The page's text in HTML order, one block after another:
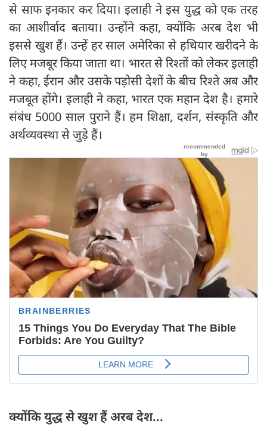
से साफ इनकार कर दिया। इलाही ने इस युद्ध को एक तरह
का आशीर्वाद बताया। उन्‍होंने कहा, क्योंकि अरब देश भी
इससे खुश हैं। उन्‍हें हर साल अमेरिका से हथियार खरीदने के
लिए मजबूर किया जाता था। भारत से रिश्‍तों को लेकर इलाही
ने कहा, ईरान और उसके पड़ोसी देशों के बीच रिश्ते अब और
मजबूत होंगे। इलाही ने कहा, भारत एक महान देश है। हमारे
संबंध 5000 साल पुराने हैं। हम शिक्षा, दर्शन, संस्कृति और
अर्थव्यवस्था से जुड़े हैं।
क्योंकि युद्ध से खुश हैं अरब देश...